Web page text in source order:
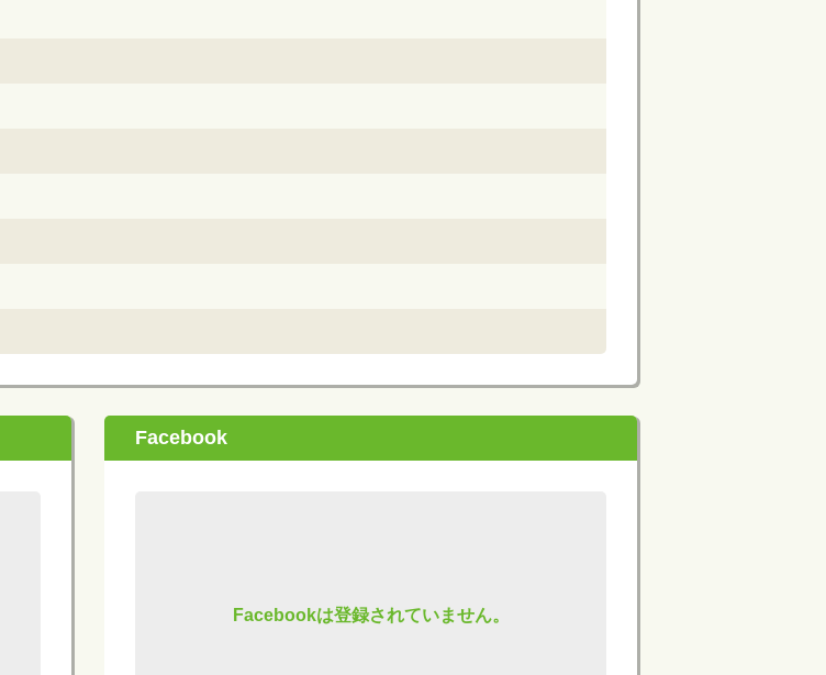
Facebook
Facebookは登録されていません。